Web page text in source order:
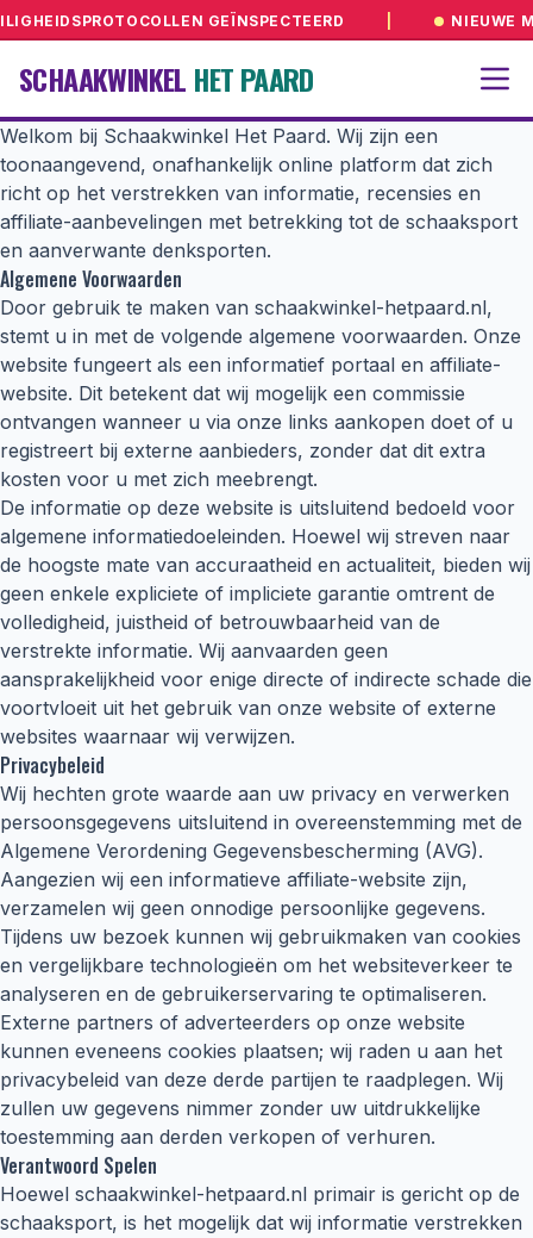
GEÏNSPECTEERD NIEUWE
SCHAAKWINKEL HET PAARD
Welkom bij Schaakwinkel Het Paard. Wij zijn een
toonaangevend, onafhankelijk online platform dat zich
richt op het verstrekken van informatie, recensies en
affiliate-aanbevelingen met betrekking tot de schaaksport
en aanverwante denksporten.
Algemene Voorwaarden
Door gebruik te maken van schaakwinkel-hetpaard.nl,
stemt u in met de volgende algemene voorwaarden. Onze
website fungeert als een informatief portaal en affiliate-
website. Dit betekent dat wij mogelijk een commissie
ontvangen wanneer u via onze links aankopen doet of u
registreert bij externe aanbieders, zonder dat dit extra
kosten voor u met zich meebrengt.
De informatie op deze website is uitsluitend bedoeld voor
algemene informatiedoeleinden. Hoewel wij streven naar
de hoogste mate van accuraatheid en actualiteit, bieden wij
geen enkele expliciete of impliciete garantie omtrent de
volledigheid, juistheid of betrouwbaarheid van de
verstrekte informatie. Wij aanvaarden geen
aansprakelijkheid voor enige directe of indirecte schade die
voortvloeit uit het gebruik van onze website of externe
websites waarnaar wij verwijzen.
Privacybeleid
Wij hechten grote waarde aan uw privacy en verwerken
persoonsgegevens uitsluitend in overeenstemming met de
Algemene Verordening Gegevensbescherming (AVG).
Aangezien wij een informatieve affiliate-website zijn,
verzamelen wij geen onnodige persoonlijke gegevens.
Tijdens uw bezoek kunnen wij gebruikmaken van cookies
en vergelijkbare technologieën om het websiteverkeer te
analyseren en de gebruikerservaring te optimaliseren.
Externe partners of adverteerders op onze website
kunnen eveneens cookies plaatsen; wij raden u aan het
privacybeleid van deze derde partijen te raadplegen. Wij
zullen uw gegevens nimmer zonder uw uitdrukkelijke
toestemming aan derden verkopen of verhuren.
Verantwoord Spelen
Hoewel schaakwinkel-hetpaard.nl primair is gericht op de
schaaksport, is het mogelijk dat wij informatie verstrekken